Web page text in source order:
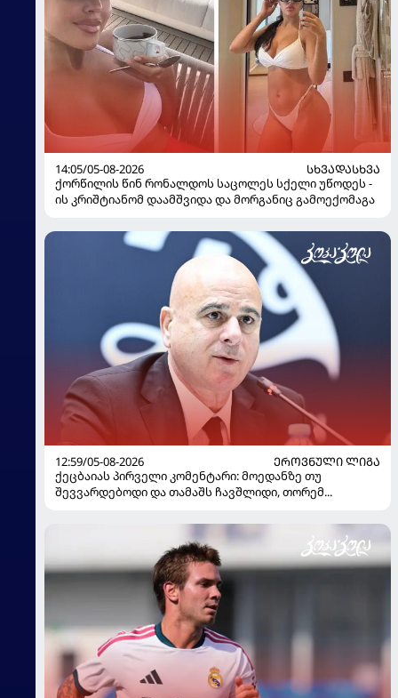
14:05/05-08-2026
ᲡᲮᲕᲐᲓᲐᲡᲮᲕᲐ
ქორწილის წინ რონალდოს საცოლეს სქელი უწოდეს -
ის კრიშტიანომ დაამშვიდა და მორგანიც გამოექომაგა
12:59/05-08-2026
ᲔᲠᲝᲕᲜᲣᲚᲘ ᲚᲘᲒᲐ
ქეცბაიას პირველი კომენტარი: მოედანზე თუ
შევვარდებოდი და თამაშს ჩავშლიდი, თორემ...